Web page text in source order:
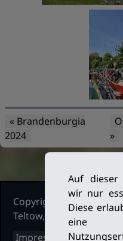
« Brandenburgia
2024
»
Copyright Ruderclub
Teltow, 2026. Alle
Impressum
Auf dieser
wir nur
Diese
eine